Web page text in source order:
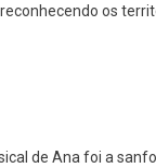
reconhecendo os
de Ana foi a